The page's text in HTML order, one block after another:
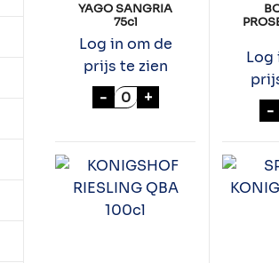
YAGO SANGRIA
75cl
Log in om de
prijs te zien
- YAGO SANGRIA 75cl
+
Log
-